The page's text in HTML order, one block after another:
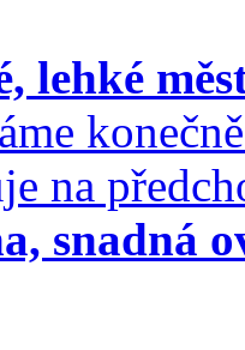
lehké
na
snadná